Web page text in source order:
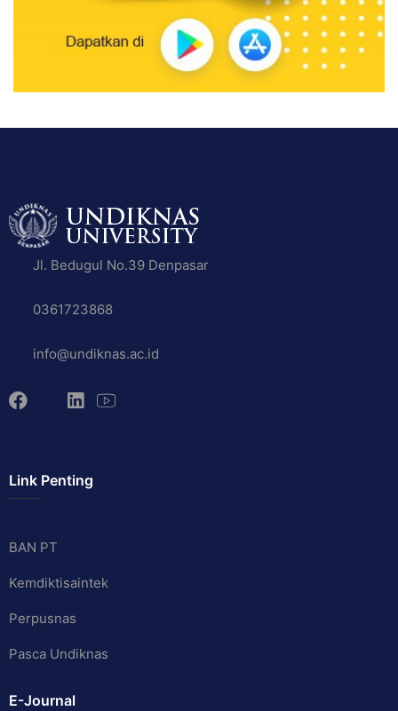
Jl. Bedugul No.39 Denpasar
0361723868
info@undiknas.ac.id
Link Penting
BAN PT
Kemdiktisaintek
Perpusnas
Pasca Undiknas
E-Journal